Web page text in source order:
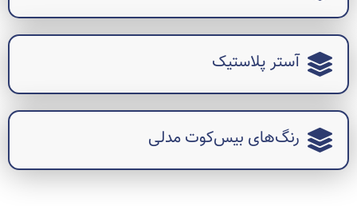
آستر پلاستیک
رنگ‌های بیس‌کوت مدلی